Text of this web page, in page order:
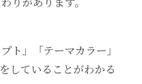
りがあります。
ト」「テーマカラー」
していることがわかる